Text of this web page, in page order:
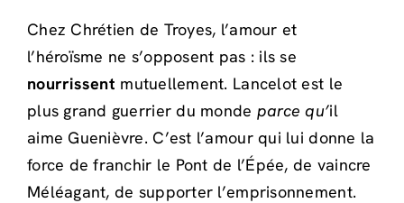
Chez Chrétien de Troyes, l’amour et
l’héroïsme ne s’opposent pas : ils se
nourrissent mutuellement. Lancelot est le
plus grand guerrier du monde parce qu’il
aime Guenièvre. C’est l’amour qui lui donne la
force de franchir le Pont de l’Épée, de vaincre
Méléagant, de supporter l’emprisonnement.